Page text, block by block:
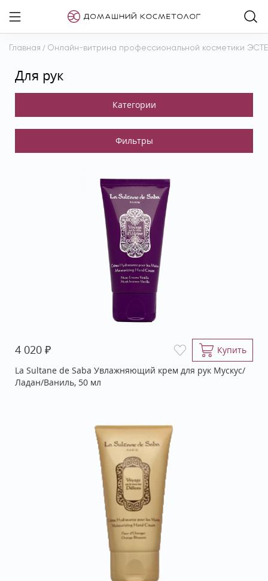
Главная / Онлайн-витрина профессиональной косметики
Для рук
4 020 ₽
Купить
La Sultane de Saba Увлажняющий крем для рук Мускус/
Ладан/Ваниль, 50 мл